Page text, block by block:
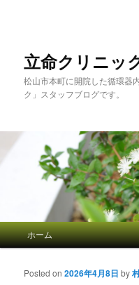
立命クリニッ
松山市本町に開院した循環
ク」スタッフブログです。
メインメニュー
メインコンテンツへ移動
サブコンテンツへ移動
ホーム
投稿ナビゲーション
Posted on2026年4月8日 by